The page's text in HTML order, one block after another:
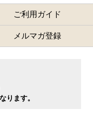
ご利用ガイド
メルマガ登録
ります。